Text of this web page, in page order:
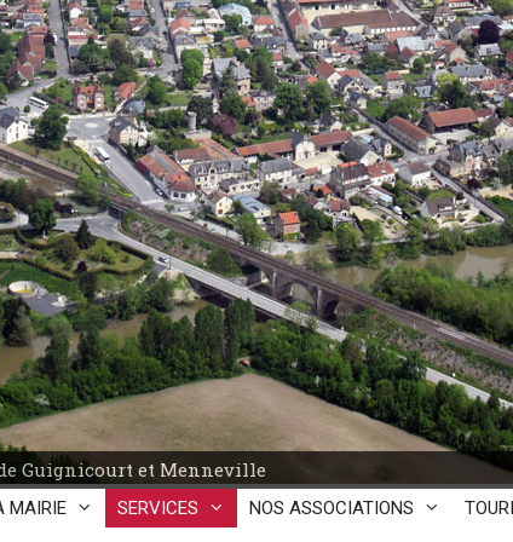
Guignicourt et Menneville
MAIRIE SERVICES NOS ASSOCIATIONS